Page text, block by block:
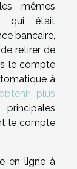
mêmes
qui était
bancaire,
retirer de
le compte
à
obtenir plus
le compte
en ligne à